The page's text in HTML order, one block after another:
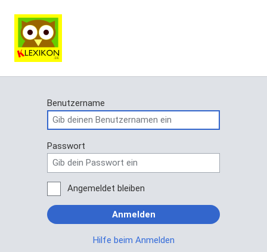
Benutzername
Passwort
Angemeldet bleiben
Anmelden
Hilfe beim Anmelden